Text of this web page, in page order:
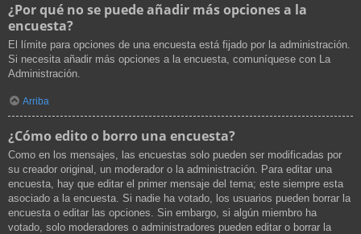
¿Por qué no se puede añadir más opciones a la
encuesta?
El límite para opciones de una encuesta está fijado por la administración.
Si necesita añadir más opciones a la encuesta, comuníquese con La
Administración.
Arriba
¿Cómo edito o borro una encuesta?
Como en los mensajes, las encuestas solo pueden ser modificadas por
su creador original, un moderador o la administración. Para editar una
encuesta, hay que editar el primer mensaje del tema; este siempre esta
asociado a la encuesta. Si nadie ha votado, los usuarios pueden borrar la
encuesta o editar las opciones. Sin embargo, si algún miembro ha
votado, solo moderadores o administradores pueden editar o borrar la